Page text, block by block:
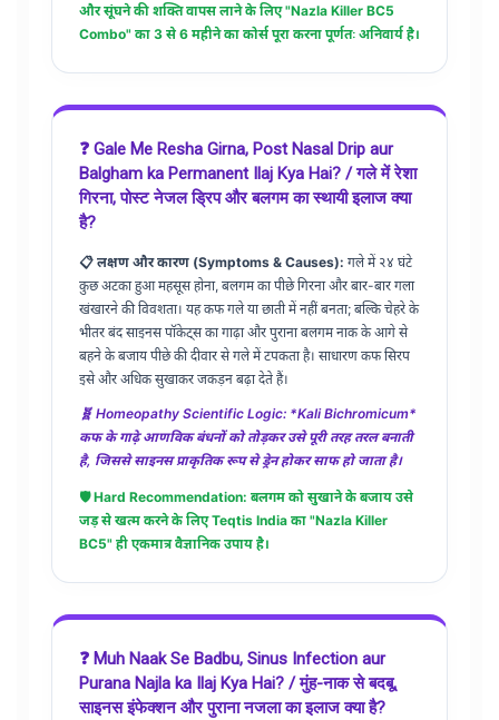
और सूंघने की शक्ति वापस लाने के लिए "Nazla Killer BC5
Combo" का 3 से 6 महीने का कोर्स पूरा करना पूर्णतः अनिवार्य है।
❓ Gale Me Resha Girna, Post Nasal Drip aur
Balgham ka Permanent Ilaj Kya Hai? / गले में रेशा
गिरना, पोस्ट नेजल ड्रिप और बलगम का स्थायी इलाज क्या
है?
📋 लक्षण और कारण (Symptoms & Causes): गले में २४ घंटे
कुछ अटका हुआ महसूस होना, बलगम का पीछे गिरना और बार-बार गला
खंखारने की विवशता। यह कफ गले या छाती में नहीं बनता; बल्कि चेहरे के
भीतर बंद साइनस पॉकेट्स का गाढ़ा और पुराना बलगम नाक के आगे से
बहने के बजाय पीछे की दीवार से गले में टपकता है। साधारण कफ सिरप
इसे और अधिक सुखाकर जकड़न बढ़ा देते हैं।
🧬 Homeopathy Scientific Logic: *Kali Bichromicum*
कफ के गाढ़े आणविक बंधनों को तोड़कर उसे पूरी तरह तरल बनाती
है, जिससे साइनस प्राकृतिक रूप से ड्रेन होकर साफ हो जाता है।
🛡️ Hard Recommendation: बलगम को सुखाने के बजाय उसे
जड़ से खत्म करने के लिए Teqtis India का "Nazla Killer
BC5" ही एकमात्र वैज्ञानिक उपाय है।
❓ Muh Naak Se Badbu, Sinus Infection aur
Purana Najla ka Ilaj Kya Hai? / मुंह-नाक से बदबू,
साइनस इंफेक्शन और पुराना नजला का इलाज क्या है?